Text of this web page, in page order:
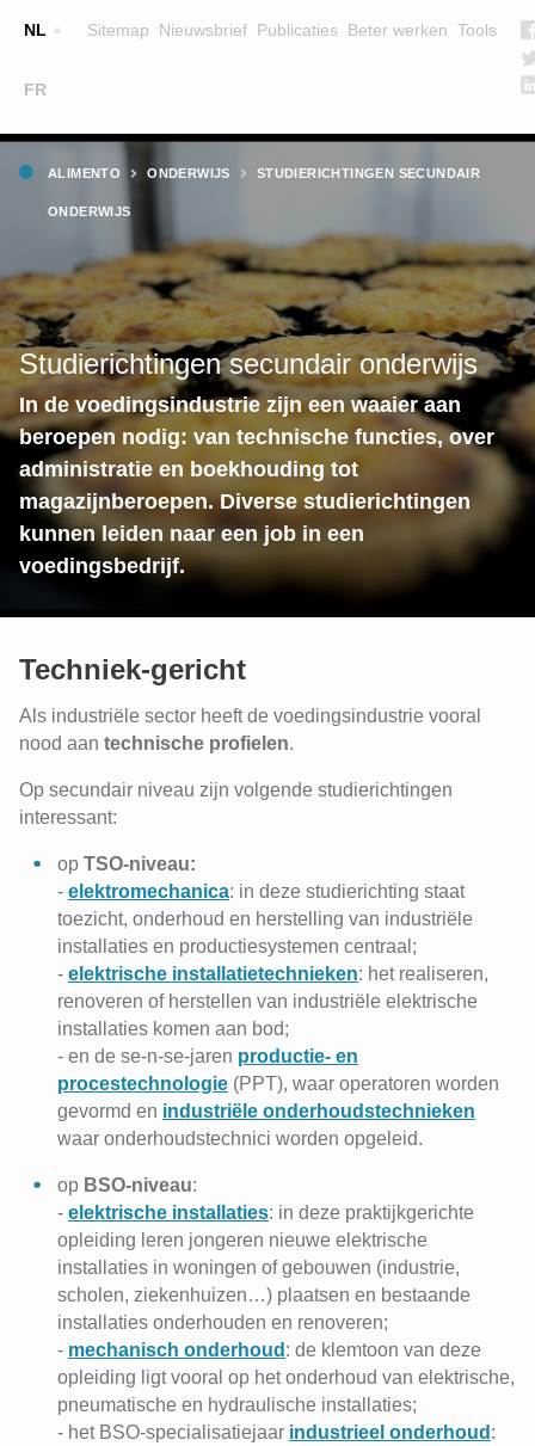
NL
FR
Sitemap Nieuwsbrief Publicaties Beter werken Tools
Main
navigation
TEAM
CONTACT
Kruimelpad
ALIMENTO ONDERWIJS STUDIERICHTINGEN SECUNDAIR
ONDERWIJS
Studierichtingen secundair onderwijs
In de voedingsindustrie zijn een waaier aan
beroepen nodig: van technische functies, over
administratie en boekhouding tot
magazijnberoepen. Diverse studierichtingen
kunnen leiden naar een job in een
voedingsbedrijf.
Techniek-gericht
Als industriële sector heeft de voedingsindustrie vooral
nood aan technische profielen.
Op secundair niveau zijn volgende studierichtingen
interessant:
op TSO-niveau:
- elektromechanica: in deze studierichting staat
toezicht, onderhoud en herstelling van industriële
installaties en productiesystemen centraal;
- elektrische installatietechnieken: het realiseren,
renoveren of herstellen van industriële elektrische
installaties komen aan bod;
- en de se-n-se-jaren productie- en
procestechnologie (PPT), waar operatoren worden
gevormd en industriële onderhoudstechnieken
waar onderhoudstechnici worden opgeleid.
op BSO-niveau:
- elektrische installaties: in deze praktijkgerichte
opleiding leren jongeren nieuwe elektrische
installaties in woningen of gebouwen (industrie,
scholen, ziekenhuizen…) plaatsen en bestaande
installaties onderhouden en renoveren;
- mechanisch onderhoud : de klemtoon van deze
opleiding ligt vooral op het onderhoud van elektrische,
pneumatische en hydraulische installaties;
- het BSO-specialisatiejaar industrieel onderhoud :